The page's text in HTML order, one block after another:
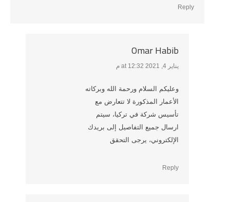
Reply
Omar Habib
says:
يناير 4, 2021 at 12:32 م
وعليكم السلام ورحمة الله وبركاته
الأعمار المذكورة لا تتعارض مع
تأسيس شركة في تركيا، سيتم
ارسال جميع التفاصيل إلى بريدك
الإلكتروني، يرجى التحقق
Reply